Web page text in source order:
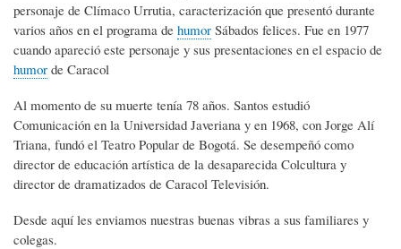
personaje de Clímaco Urrutia, caracterización que presentó durante
varios años en el programa de humor Sábados felices. Fue en 1977
cuando apareció este personaje y sus presentaciones en el espacio de
humor de Caracol
Al momento de su muerte tenía 78 años. Santos estudió
Comunicación en la Universidad Javeriana y en 1968, con Jorge Alí
Triana, fundó el Teatro Popular de Bogotá. Se desempeñó como
director de educación artística de la desaparecida Colcultura y
director de dramatizados de Caracol Televisión.
Desde aquí les enviamos nuestras buenas vibras a sus familiares y
colegas.